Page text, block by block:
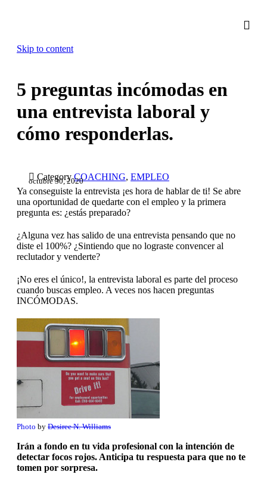
Skip to content
5 preguntas incómodas en
una entrevista laboral y
cómo responderlas.
 CategoryCOACHING, EMPLEO
octubre 30, 2020
Ya conseguiste la entrevista ¡es hora de hablar de ti! Se abre
una oportunidad de quedarte con el empleo y la primera
pregunta es: ¿estás preparado?
¿Alguna vez has salido de una entrevista pensando que no
diste el 100%? ¿Sintiendo que no lograste convencer al
reclutador y venderte?
¡No eres el único!, la entrevista laboral es parte del proceso
cuando buscas empleo. A veces nos hacen preguntas
INCÓMODAS.
Photo by Desiree N. Williams
Irán a fondo en tu vida profesional con la intención de
detectar focos rojos. Anticipa tu respuesta para que no te
tomen por sorpresa.